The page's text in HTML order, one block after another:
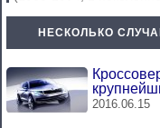
НЕСКОЛЬКО
2016.06.15